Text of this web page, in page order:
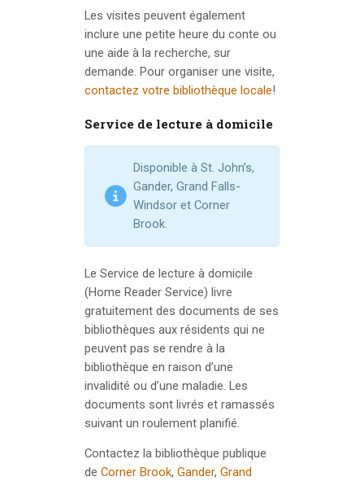
Les visites peuvent également
inclure une petite heure du conte ou
une aide à la recherche, sur
demande. Pour organiser une visite,
contactez votre bibliothèque locale!
Service de lecture à domicile
Disponible à St. John’s,
Gander, Grand Falls-
Windsor et Corner
Brook.
Le Service de lecture à domicile
(Home Reader Service) livre
gratuitement des documents de ses
bibliothèques aux résidents qui ne
peuvent pas se rendre à la
bibliothèque en raison d’une
invalidité ou d’une maladie. Les
documents sont livrés et ramassés
suivant un roulement planifié.
Contactez la bibliothèque publique
de Corner Brook, Gander, Grand